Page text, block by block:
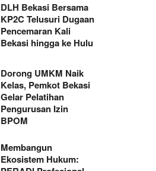
DLH Bekasi Bersama
KP2C Telusuri Dugaan
Pencemaran Kali
Bekasi hingga ke Hulu
Dorong UMKM Naik
Kelas, Pemkot Bekasi
Gelar Pelatihan
Pengurusan Izin
BPOM
Membangun
Ekosistem Hukum: